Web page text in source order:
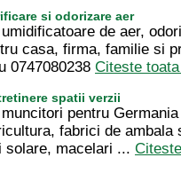
si odorizare aer
de aer,
casa, firma, familie si
0747080238 Citeste
spatii verzii
pentru
fabrici de ambala
solare, macelari ...